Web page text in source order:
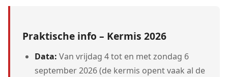
Praktische info – Kermis 2026
Data: Van vrijdag 4 tot en met zondag 6
september 2026 (de kermis opent vaak al de